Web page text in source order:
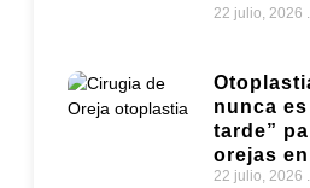
zona
nunca
tarde”
orejas